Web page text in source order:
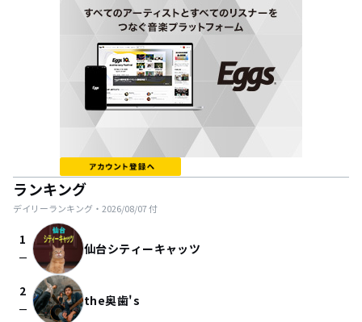
ランキング
デイリーランキング・ 2026/08/07付
1
check_indeterminate_small 仙台シティーキャッツ
2
check_indeterminate_small the奥歯's